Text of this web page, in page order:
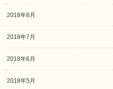
2018年8月
2018年7月
2018年6月
2018年5月